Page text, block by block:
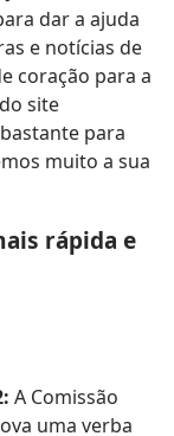
dar a ajuda
e notícias de
coração para a
site
para
muito a sua
rápida e
A Comissão
uma verba